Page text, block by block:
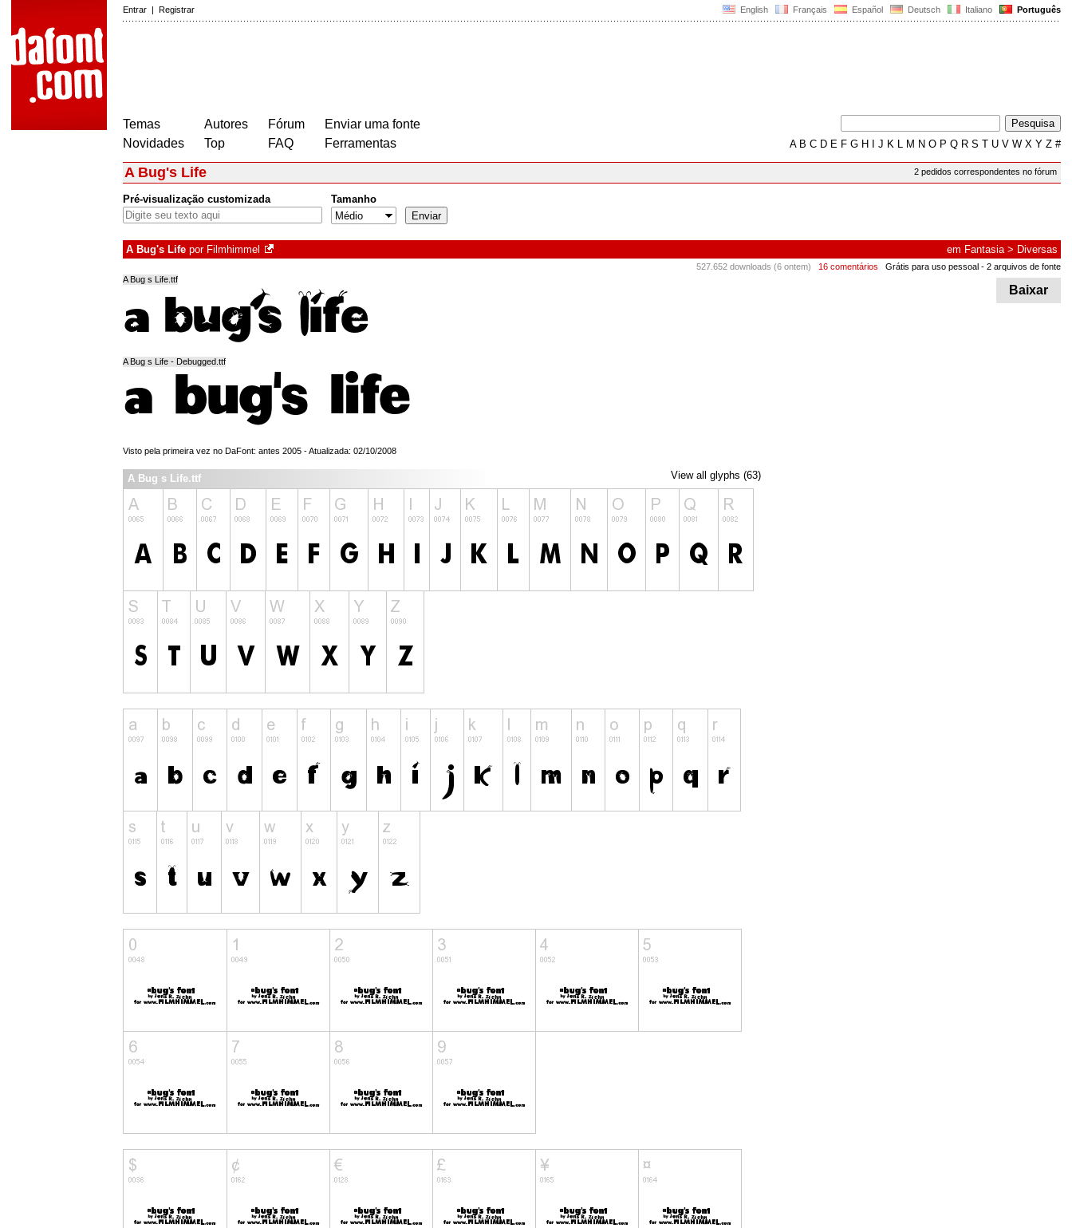
English Français Español Deutsch Italiano Português
Entrar | Registrar
Temas
Novidades
Autores
Top
Fórum
FAQ
Enviar uma fonte
Ferramentas
AB C D E F G H J K L M N O P Q R S T U V W X Y Z #
2 pedidos correspondentes no fórum
A Bug's Life
Pré-visualização customizada Tamanho
A Bug's Life por Filmhimmel em Fantasia> Diversas
527.652 downloads (6 ontem) 16 comentários Grátis para uso pessoal - 2 arquivos de fonte
Baixar
A Bug s Life.ttf
A Bug s Life - Debugged.ttf
Visto pela primeira vez no DaFont: antes 2005 - Atualizada: 02/10/2008
View all glyphs (63)
A Bug s Life.ttf